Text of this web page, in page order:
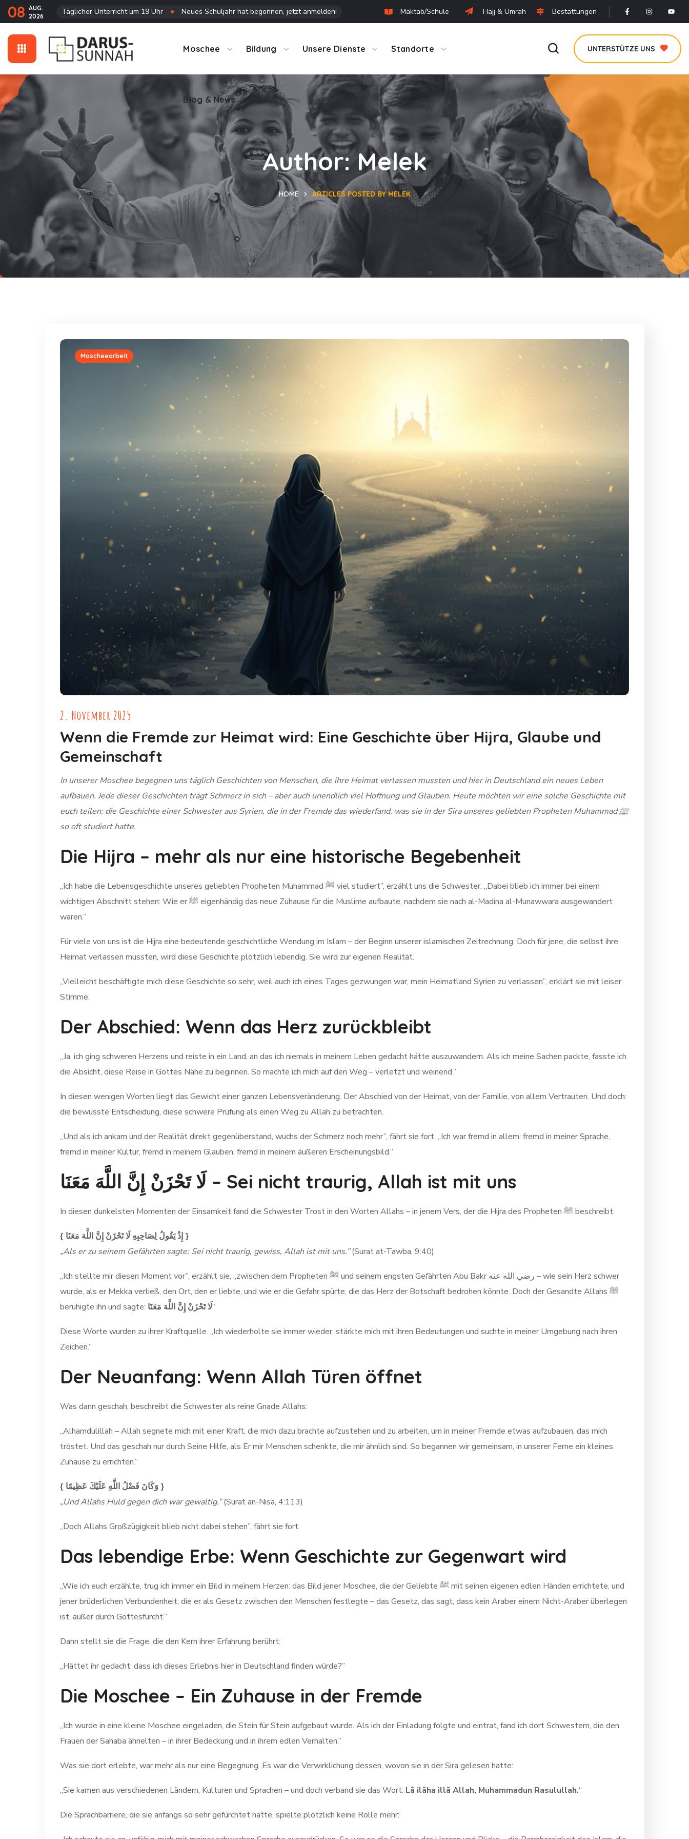
08 AUG.
2026
Täglicher Unterricht um 19 Uhr ● Neues Schuljahr hat begonnen, jetzt anmelden! Maktab/Schule Hajj & Umrah Bestattungen
Moschee Bildung Unsere Dienste Standorte
Blog & News
UNTERSTÜTZE UNS
Blog & News
Author: Melek
HOME ARTICLES POSTED BY MELEK
Moscheearbeit
2. November 2025
Wenn die Fremde zur Heimat wird: Eine Geschichte über Hijra, Glaube und
Gemeinschaft
In unserer Moschee begegnen uns täglich Geschichten von Menschen, die ihre Heimat verlassen mussten und hier in Deutschland ein neues Leben
aufbauen. Jede dieser Geschichten trägt Schmerz in sich – aber auch unendlich viel Hoffnung und Glauben. Heute möchten wir eine solche Geschichte mit
euch teilen: die Geschichte einer Schwester aus Syrien, die in der Fremde das wiederfand, was sie in der Sira unseres geliebten Propheten Muhammad ﷺ
so oft studiert hatte.
Die Hijra – mehr als nur eine historische Begebenheit
„Ich habe die Lebensgeschichte unseres geliebten Propheten Muhammad ﷺ viel studiert”, erzählt uns die Schwester. „Dabei blieb ich immer bei einem
wichtigen Abschnitt stehen: Wie er ﷺ eigenhändig das neue Zuhause für die Muslime aufbaute, nachdem sie nach al-Madina al-Munawwara ausgewandert
waren.”
Für viele von uns ist die Hijra eine bedeutende geschichtliche Wendung im Islam – der Beginn unserer islamischen Zeitrechnung. Doch für jene, die selbst ihre
Heimat verlassen mussten, wird diese Geschichte plötzlich lebendig. Sie wird zur eigenen Realität.
„Vielleicht beschäftigte mich diese Geschichte so sehr, weil auch ich eines Tages gezwungen war, mein Heimatland Syrien zu verlassen”, erklärt sie mit leiser
Stimme.
Der Abschied: Wenn das Herz zurückbleibt
„Ja, ich ging schweren Herzens und reiste in ein Land, an das ich niemals in meinem Leben gedacht hätte auszuwandern. Als ich meine Sachen packte, fasste ich
die Absicht, diese Reise in Gottes Nähe zu beginnen. So machte ich mich auf den Weg – verletzt und weinend.”
In diesen wenigen Worten liegt das Gewicht einer ganzen Lebensveränderung. Der Abschied von der Heimat, von der Familie, von allem Vertrauten. Und doch:
die bewusste Entscheidung, diese schwere Prüfung als einen Weg zu Allah zu betrachten.
„Und als ich ankam und der Realität direkt gegenüberstand, wuchs der Schmerz noch mehr”, fährt sie fort. „Ich war fremd in allem: fremd in meiner Sprache,
fremd in meiner Kultur, fremd in meinem Glauben, fremd in meinem äußeren Erscheinungsbild.”
لَا تَحْزَنْ إِنَّ اللَّهَ مَعَنَا – Sei nicht traurig, Allah ist mit uns
In diesen dunkelsten Momenten der Einsamkeit fand die Schwester Trost in den Worten Allahs – in jenem Vers, der die Hijra des Propheten ﷺ beschreibt:
{ إِذْ يَقُولُ لِصَاحِبِهِ لَا تَحْزَنْ إِنَّ اللَّهَ مَعَنَا }
„Als er zu seinem Gefährten sagte: Sei nicht traurig, gewiss, Allah ist mit uns.”(Surat at-Tawba, 9:40)
„Ich stellte mir diesen Moment vor”, erzählt sie, „zwischen dem Propheten ﷺ und seinem engsten Gefährten Abu Bakr رضي الله عنه – wie sein Herz schwer
wurde, als er Mekka verließ, den Ort, den er liebte, und wie er die Gefahr spürte, die das Herz der Botschaft bedrohen könnte. Doch der Gesandte Allahs ﷺ
beruhigte ihn und sagte: لَا تَحْزَنْ إِنَّ اللَّهَ مَعَنَا“
Diese Worte wurden zu ihrer Kraftquelle. „Ich wiederholte sie immer wieder, stärkte mich mit ihren Bedeutungen und suchte in meiner Umgebung nach ihren
Zeichen.”
Der Neuanfang: Wenn Allah Türen öffnet
Was dann geschah, beschreibt die Schwester als reine Gnade Allahs:
„Alhamdulillah – Allah segnete mich mit einer Kraft, die mich dazu brachte aufzustehen und zu arbeiten, um in meiner Fremde etwas aufzubauen, das mich
tröstet. Und das geschah nur durch Seine Hilfe, als Er mir Menschen schenkte, die mir ähnlich sind. So begannen wir gemeinsam, in unserer Ferne ein kleines
Zuhause zu errichten.”
{ وَكَانَ فَضْلُ اللَّهِ عَلَيْكَ عَظِيمًا }
„Und Allahs Huld gegen dich war gewaltig.”(Surat an-Nisa, 4:113)
„Doch Allahs Großzügigkeit blieb nicht dabei stehen”, fährt sie fort.
Das lebendige Erbe: Wenn Geschichte zur Gegenwart wird
„Wie ich euch erzählte, trug ich immer ein Bild in meinem Herzen: das Bild jener Moschee, die der Geliebte ﷺ mit seinen eigenen edlen Händen errichtete, und
jener brüderlichen Verbundenheit, die er als Gesetz zwischen den Menschen festlegte – das Gesetz, das sagt, dass kein Araber einem Nicht-Araber überlegen
ist, außer durch Gottesfurcht.”
Dann stellt sie die Frage, die den Kern ihrer Erfahrung berührt:
„Hättet ihr gedacht, dass ich dieses Erlebnis hier in Deutschland finden würde?”
Die Moschee – Ein Zuhause in der Fremde
„Ich wurde in eine kleine Moschee eingeladen, die Stein für Stein aufgebaut wurde. Als ich der Einladung folgte und eintrat, fand ich dort Schwestern, die den
Frauen der Sahaba ähnelten – in ihrer Bedeckung und in ihrem edlen Verhalten.”
Was sie dort erlebte, war mehr als nur eine Begegnung. Es war die Verwirklichung dessen, wovon sie in der Sira gelesen hatte:
„Sie kamen aus verschiedenen Ländern, Kulturen und Sprachen – und doch verband sie das Wort: Lā ilāha illā Allah, Muhammadun Rasulullah.“
Die Sprachbarriere, die sie anfangs so sehr gefürchtet hatte, spielte plötzlich keine Rolle mehr: